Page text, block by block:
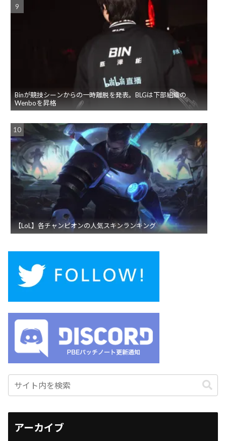
Binが競技シーンからの一時離脱を発表。BLGは下部組織の
Wenboを昇格
【LoL】各チャンピオンの人気スキンランキング
アーカイブ